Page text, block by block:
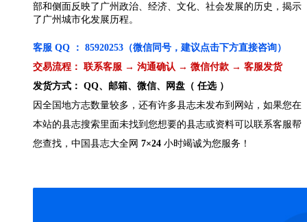
部和侧面反映了广州政治、经济、文化、社会发展的历史，揭示
了广州城市化发展历程。
客服 QQ ： 85920253（微信同号，建议点击下方直接咨询）
交易流程： 联系客服 → 沟通确认 → 微信付款 → 客服发货
发货方式： QQ、邮箱、微信、网盘（ 任选 ）
因全国地方志数量较多，还有许多县志未发布到网站，如果您在
本站的县志搜索里面未找到您想要的县志或资料可以联系客服帮
您查找，中国县志大全网 7×24 小时竭诚为您服务！